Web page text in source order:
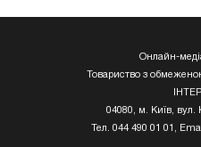
Онлайн-
Товариство з
04080, м. Київ, вул.
Тел. 044 490 01 01,